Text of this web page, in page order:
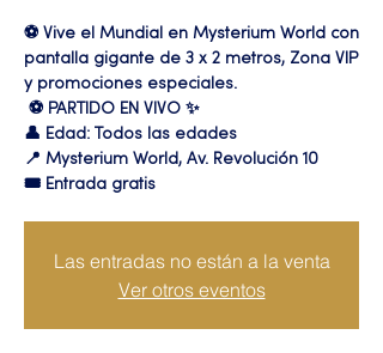
⚽ Vive el Mundial en Mysterium World con
pantalla gigante de 3 x 2 metros, Zona VIP
y promociones especiales.
⚽️ PARTIDO EN VIVO ✨
👤 Edad: Todos las edades
📍 Mysterium World, Av. Revolución 10
🎟️ Entrada gratis
Las entradas no están a la venta
Ver otros eventos